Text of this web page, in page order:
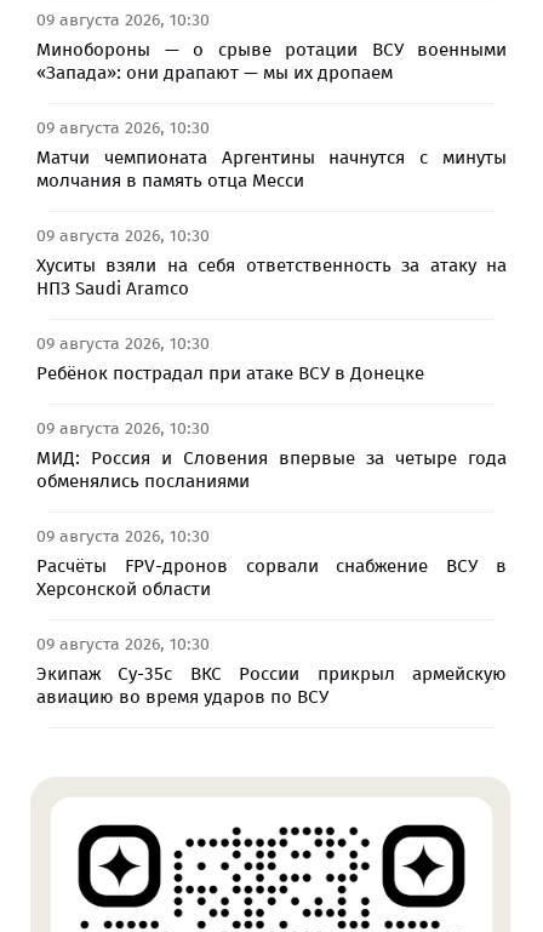
09 августа 2026, 10:30
Минобороны — о срыве ротации ВСУ военными
«Запада»: они драпают — мы их дропаем
09 августа 2026, 10:30
Матчи чемпионата Аргентины начнутся с минуты
молчания в память отца Месси
09 августа 2026, 10:30
Хуситы взяли на себя ответственность за атаку на
НПЗ Saudi Aramco
09 августа 2026, 10:30
Ребёнок пострадал при атаке ВСУ в Донецке
09 августа 2026, 10:30
МИД: Россия и Словения впервые за четыре года
обменялись посланиями
09 августа 2026, 10:30
Расчёты FPV-дронов сорвали снабжение ВСУ в
Херсонской области
09 августа 2026, 10:30
Экипаж Су-35с ВКС России прикрыл армейскую
авиацию во время ударов по ВСУ